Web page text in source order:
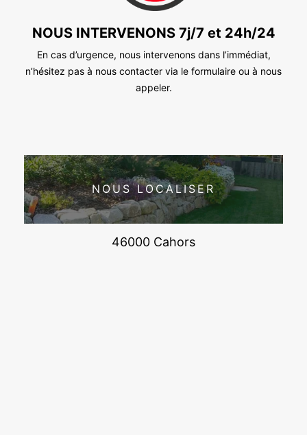
NOUS INTERVENONS 7j/7 et 24h/24
En cas d’urgence, nous intervenons dans l’immédiat,
n’hésitez pas à nous contacter via le formulaire ou à nous
appeler.
NOUS LOCALISER
46000 Cahors